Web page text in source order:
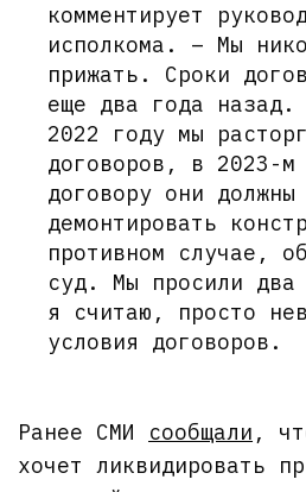
комментирует
исполкома. – Мы
прижать. Сроки
еще два года
2022 году мы
договоров, в 2023-
договору они должны
демонтировать
противном случае,
суд. Мы просили
я считаю, просто
условия договоров.
Ранее СМИ сообщали ,
хочет ликвидировать